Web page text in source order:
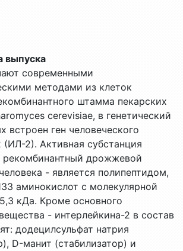
выпуска
современными
методами из клеток
штамма пекарских
cerevisiae, в генетический
встроен ген человеческого
(ИЛ-2). Активная субстанция
рекомбинантный дрожжевой
- является полипептидом,
аминокислот с молекулярной
кДа. Кроме основного
- интерлейкина-2 в состав
додецилсульфат натрия
D-манит (стабилизатор) и